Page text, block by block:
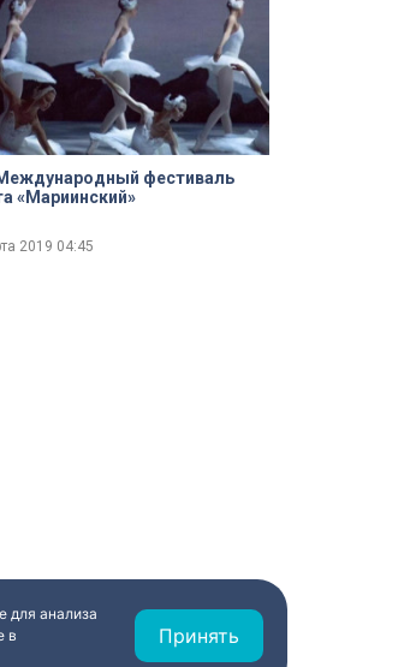
фестиваль
«Мариинский»
2019 04:45
для анализа
в
Принять